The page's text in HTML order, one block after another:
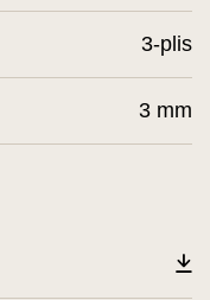
3-plis
3 mm